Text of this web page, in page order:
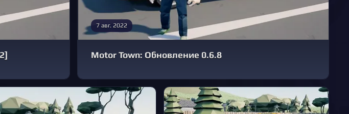
7 авг. 2022
Motor Town: Обновление 0.6.8